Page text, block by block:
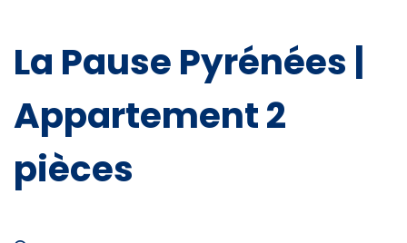
La Pause Pyrénées |
Appartement 2
pièces